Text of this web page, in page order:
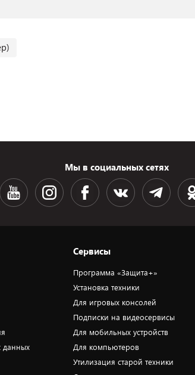
Мы в социальных сетях
данных
Сервисы
Программа «Защита+»
Установка техники
Для игровых консолей
Подписки на видеосервисы
Для мобильных устройств
Для компьютеров
Утилизация старой техники